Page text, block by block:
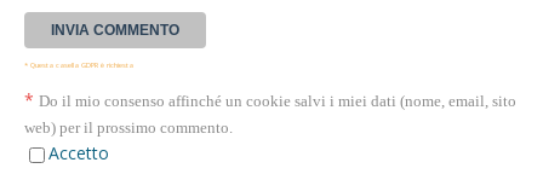
* Questa casella GDPR è richiesta
* Do il mio consenso affinché un cookie salvi i miei dati (nome, email, sito
web) per il prossimo commento.
Accetto